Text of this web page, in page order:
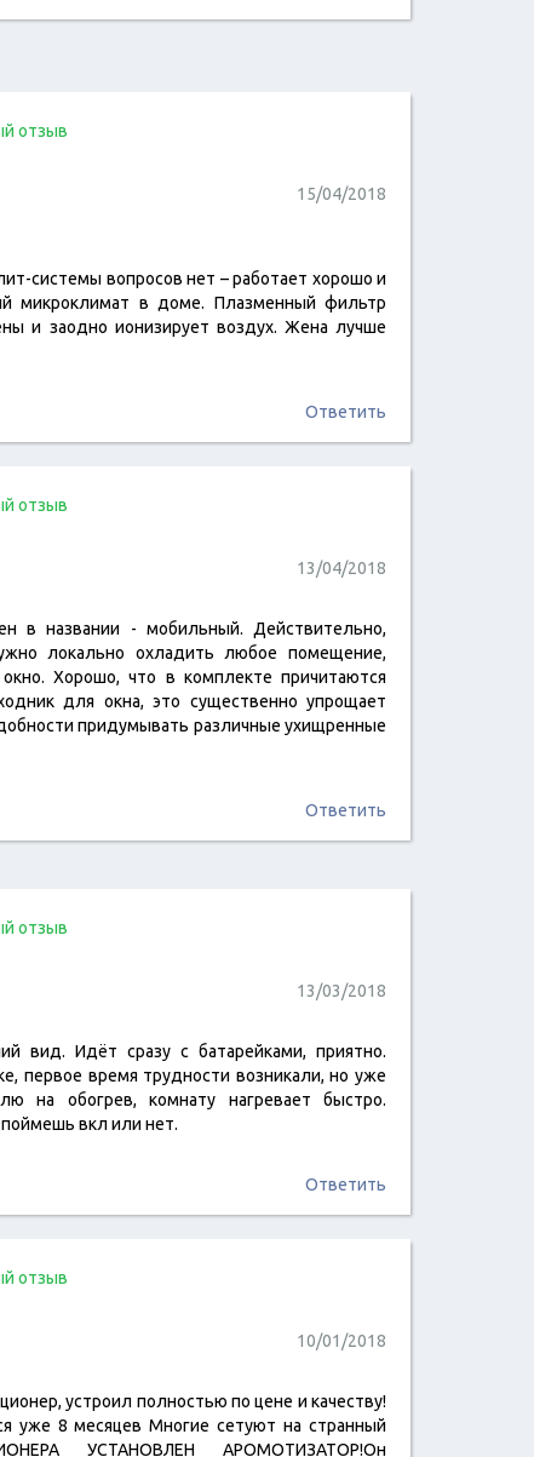
отзыв
15/04/2018
системы вопросов нет – работает хорошо и
микроклимат в доме. Плазменный фильтр
и заодно ионизирует воздух. Жена лучше
Ответить
читать отзыв
отзыв
13/04/2018
в названии - мобильный. Действительно,
локально охладить любое помещение,
Хорошо, что в комплекте причитаются
для окна, это существенно упрощает
придумывать различные ухищренные
Ответить
читать отзыв
отзыв
13/03/2018
вид. Идёт сразу с батарейками, приятно.
первое время трудности возникали, но уже
на обогрев, комнату нагревает быстро.
поймешь вкл или нет.
Ответить
читать отзыв
отзыв
10/01/2018
устроил полностью по цене и качеству!
уже 8 месяцев Многие сетуют на странный
УСТАНОВЛЕН АРОМОТИЗАТОР!Он